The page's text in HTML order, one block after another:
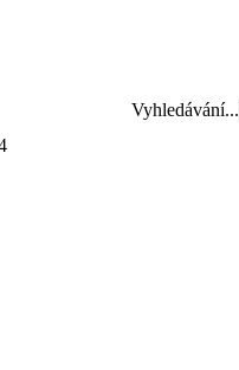
Vyhledávání...